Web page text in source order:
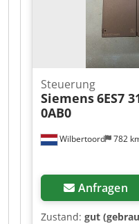
Wilbertoord 782
Steuerung
Siemens6ES7
0AB0
Anfragen
Zustand: gut